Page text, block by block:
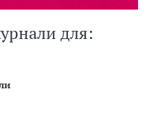
для: